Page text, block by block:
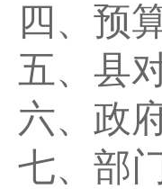
四、预
五、县
六、政
七、部